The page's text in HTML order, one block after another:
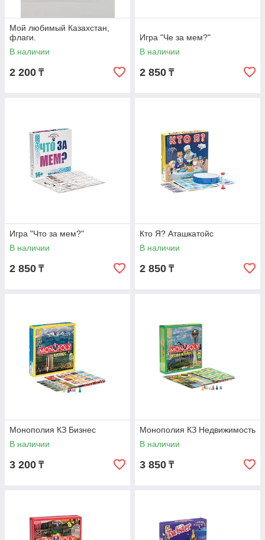
Мой любимый Казахстан,
флаги.
В наличии
2 200 ₸
Игра "Че за мем?"
В наличии
2 850 ₸
Игра "Что за мем?"
В наличии
2 850 ₸
Кто Я? Аташкатойс
В наличии
2 850 ₸
Монополия КЗ Бизнес
В наличии
3 200 ₸
Монополия КЗ Недвижимость
В наличии
3 850 ₸